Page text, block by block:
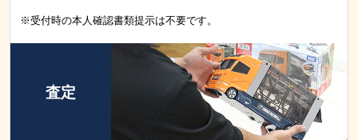
※受付時の本人確認書類提示は不要です。
査定